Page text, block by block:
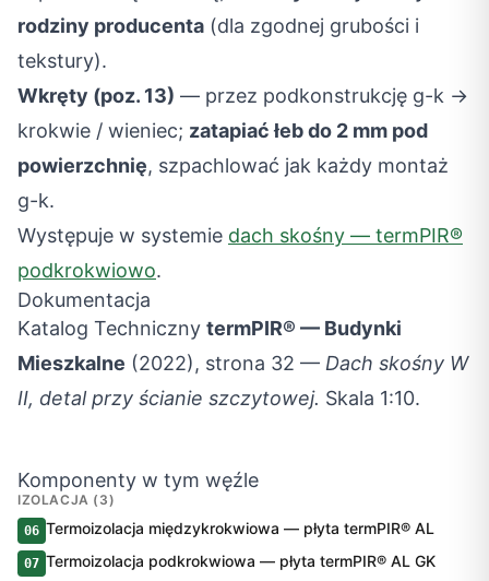
rodziny producenta (dla zgodnej grubości i
tekstury).
Wkręty (poz. 13) — przez podkonstrukcję g-k →
krokwie / wieniec; zatapiać łeb do 2 mm pod
powierzchnię, szpachlować jak każdy montaż
g-k.
Występuje w systemie dach skośny — termPIR®
podkrokwiowo.
Dokumentacja
Katalog Techniczny termPIR® — Budynki
Mieszkalne (2022), strona 32 — Dach skośny W
II, detal przy ścianie szczytowej. Skala 1:10.
Komponenty w tym węźle
IZOLACJA (3)
06 Termoizolacja międzykrokwiowa — płyta termPIR® AL
07 Termoizolacja podkrokwiowa — płyta termPIR® AL GK